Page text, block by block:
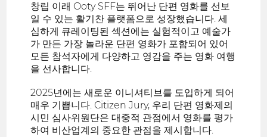
창립 이래 Ooty SFF는 뛰어난 단편 영화를 선보
일 수 있는 활기찬 플랫폼으로 성장했습니다. 세
심하게 큐레이팅된 섹션에는 실험적이고 예술가
가 만든 가장 놀라운 단편 영화가 포함되어 있어
모든 참석자에게 다양하고 영감을 주는 영화 여행
을 선사합니다.
2025년에는 새로운 이니셔티브를 도입하게 되어
매우 기쁩니다. Citizen Jury, 우리 단편 영화제의
시민 심사위원단은 대중적 관점에서 영화를 평가
하여 비산업계의 중요한 관점을 제시합니다.